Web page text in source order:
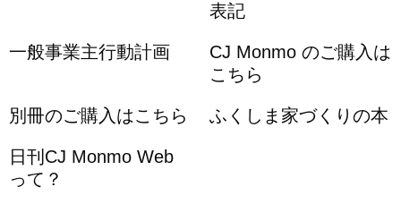
表記
一般事業主行動計画
CJ Monmo のご購入は
こちら
別冊のご購入はこちら ふくしま家づくりの本
日刊CJ Monmo Web
って？